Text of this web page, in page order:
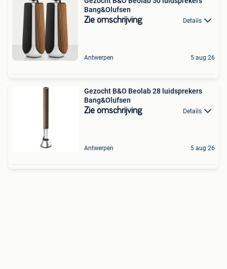
Bang&Olufsen
Zie omschrijving Details
Antwerpen 5 aug 26
Gezocht B&O Beolab 28 luidsprekers
Bang&Olufsen
Zie omschrijving Details
Antwerpen 5 aug 26